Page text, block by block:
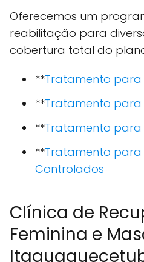
Oferecemos um
reabilitação para
cobertura total do
**Tratamento para
**Tratamento
**Tratamento para
**Tratamento para
Controlados
Clínica de
Feminina e